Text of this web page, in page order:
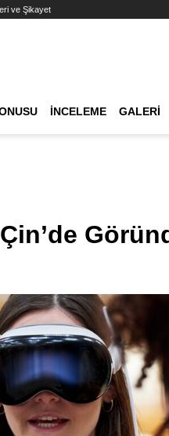
ve Şikayet
İNCELEME GALERI